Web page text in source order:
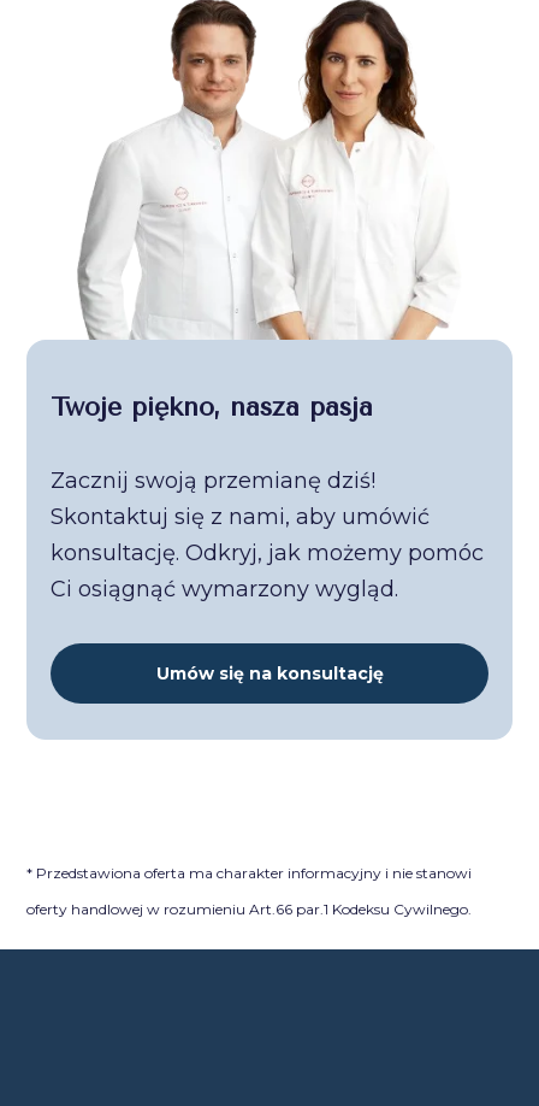
Twoje piękno, nasza pasja
Zacznij swoją przemianę dziś!
Skontaktuj się z nami, aby umówić
konsultację. Odkryj, jak możemy pomóc
Ci osiągnąć wymarzony wygląd.
Umów się na konsultację
* Przedstawiona oferta ma charakter informacyjny i nie stanowi
oferty handlowej w rozumieniu Art.66 par.1 Kodeksu Cywilnego.